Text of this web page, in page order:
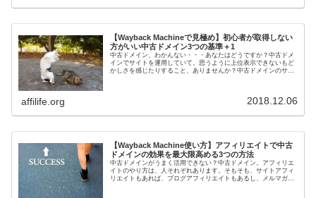
【Wayback Machineで見極め】初心者が取得しない
方がいい中古ドメイン3つの基準＋1
中古ドメイン、わかんない・・・あなたはどうですか？中古ドメ
インでサイトを運用していて。思うように上位表示できないもど
かしさを感じたりすること、ありませんか？中古ドメインのサイ
affilife.org 2018.12.06
【Wayback Machine使い方】アフィリエイトで中古
ドメインの効果を最大限高める3つの方法
中古ドメインがうまく活用できない？中古ドメイン。アフィリエ
イトのやり方は、人それぞれあります。そもそも、サイトアフィ
リエイトもあれば、ブログアフィリエイトもあるし、メルマガア